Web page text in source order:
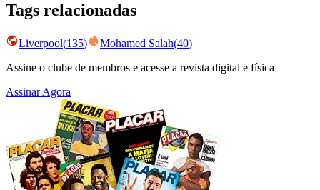
Tags relacionadas
Liverpool(135) Mohamed Salah(40)
Assine o clube de membros e acesse a revista digital e física
Assinar Agora